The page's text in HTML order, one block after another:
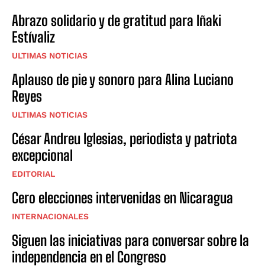
Abrazo solidario y de gratitud para Iñaki
Estívaliz
ULTIMAS NOTICIAS
Aplauso de pie y sonoro para Alina Luciano
Reyes
ULTIMAS NOTICIAS
César Andreu Iglesias, periodista y patriota
excepcional
EDITORIAL
Cero elecciones intervenidas en Nicaragua
INTERNACIONALES
Siguen las iniciativas para conversar sobre la
independencia en el Congreso